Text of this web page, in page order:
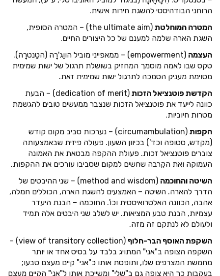
הרוחני הבודהיסטי להשגת חירות אישית.
המטרה המוחלטת
(the ultimate aim) – המטרה הסופית,
השגת הארה שלמה למענם של כל היצורים החיים.
העצמה
(empowerment) – ממאפייני מוביל הווַג'רָה (הטַנטרָה).
טקס שבו לאמה מוסמך המחזיק בשושלת תרגול של ישות שמימית
מסוימת מעניק הסמכה לתרגול ישות שמימית זאת.
הקדשת פוטנציאל הזכות
(dedication of merit) – הבעת
כוונה לייעד את פוטנציאל הזכות שנצבר ממעשים טובים להגשמת
מטרות חיוביות.
הקפות
(circumambulation) – נערכות סביב מקום קודש
(מקדש, סטופה וכד') בכיוון השעון. פעולה פיזית שבאמצעותה
צוברים פוטנציאל זכות. פעולת ההקפה מבטאת את האמונה
העמוקה ואת הקִרבה שחשים למקום שסביבו עורכים את ההקפות.
השיטה והחוכמה
(method and wisdom) – שני ההיבטים של
הדרך להארה. השיטה – האמצעים להשגת הארה, הכוללים חמלה,
אהבה, הכוונה האלטרואיסטית וכו'. החוכמה – הבנת היעדר
עצמיות, הבנת טבע המציאות. יש לשלב שני היבטים אלה תמיד
ולעולם לא לנתקם זה מזה.
השקפת האוסף הבר-חלוף
(view of transitory collection) –
השקפה הצופה ב"אני" המתויג בלבד על בסיס אחד או יותר
מחמשת המצרפים שלו, ותופסת אותו כ"אני" קיים מעצם טבעו;
בעקבות כך היא צופה גם ב"שלי" ומשייכת אותו ל"אני" הקיים מעצם